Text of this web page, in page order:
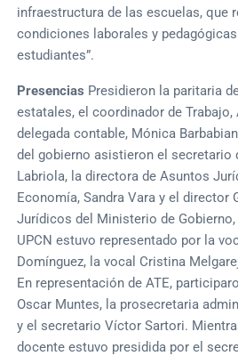
infraestructura de las escuelas, que
condiciones laborales y
estudiantes”.
Presencias Presidieron la paritaria
estatales, el coordinador de Trabajo,
delegada contable, Mónica
del gobierno asistieron el secretario
Labriola, la directora de Asuntos
Economía, Sandra Vara y el director
Jurídicos del Ministerio de
UPCN estuvo representado por la
Domínguez, la vocal Cristina
En representación de ATE,
Oscar Muntes, la prosecretaria
y el secretario Víctor Sartori.
docente estuvo presidida por el